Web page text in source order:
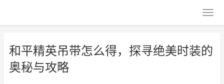
和平精英吊带怎么得，探寻绝美时装的
奥秘与攻略